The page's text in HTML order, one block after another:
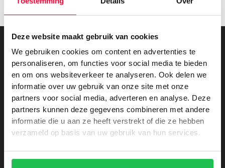
Deze website maakt gebruik van cookies
We gebruiken cookies om content en advertenties te
personaliseren, om functies voor social media te bieden
en om ons websiteverkeer te analyseren. Ook delen we
informatie over uw gebruik van onze site met onze
partners voor social media, adverteren en analyse. Deze
partners kunnen deze gegevens combineren met andere
informatie die u aan ze heeft verstrekt of die ze hebben
verzameld op basis van uw gebruik van hun services.
Lees ook
Achter de schermen